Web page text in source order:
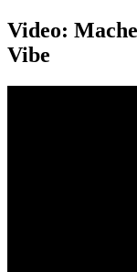
Video:
Vibe